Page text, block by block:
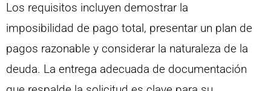
Los requisitos incluyen demostrar la
imposibilidad de pago total, presentar un plan de
pagos razonable y considerar la naturaleza de la
deuda. La entrega adecuada de documentación